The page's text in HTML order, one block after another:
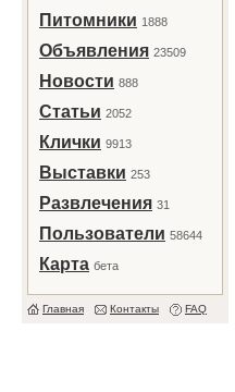
Питомники 1888
Объявления 23509
Новости 888
Статьи 2052
Клички 9913
Выставки 253
Развлечения 31
Пользователи 58644
Карта бета
Главная Контакты FAQ